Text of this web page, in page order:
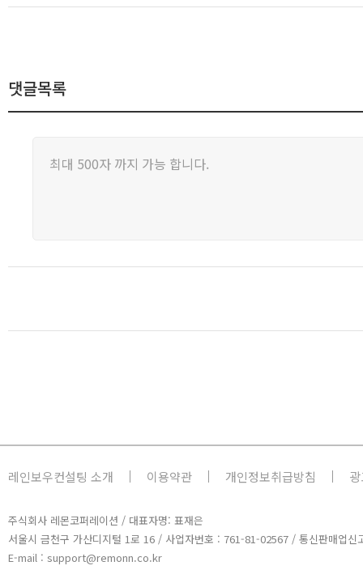
댓글목록
레인보우컨설팅 소개 이용약관 개인정보취급방침
주식회사 레몬코퍼레이션 / 대표자명: 표재은
서울시 금천구 가산디지털 1로 16 / 사업자번호 : 761-81-02567 / 통신판매업
E-mail : support@remonn.co.kr